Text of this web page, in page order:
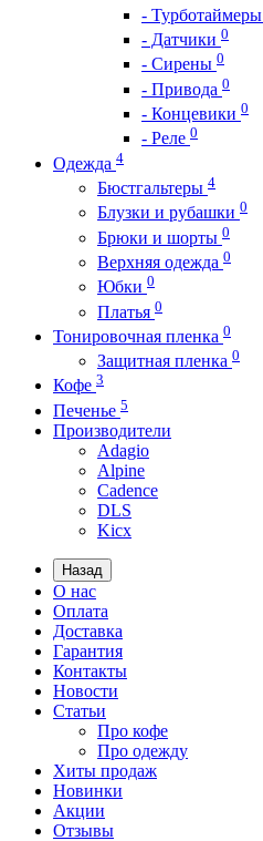
- Турботаймеры
- Датчики 0
- Сирены 0
- Привода 0
- Концевики 0
- Реле 0
Одежда 4
Бюстгальтеры 4
Блузки и рубашки 0
Брюки и шорты 0
Верхняя одежда 0
Юбки 0
Платья 0
Тонировочная пленка 0
Защитная пленка 0
Кофе 3
Печенье 5
Производители
Adagio
Alpine
Cadence
DLS
Kicx
Назад
О нас
Оплата
Доставка
Гарантия
Контакты
Новости
Статьи
Про кофе
Про одежду
Хиты продаж
Новинки
Акции
Отзывы